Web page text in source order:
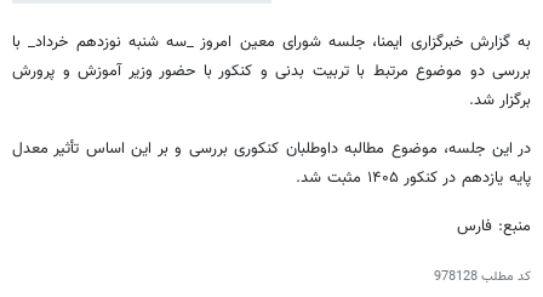
به گزارش خبرگزاری ایمنا، جلسه شورای معین امروز _سه شنبه نوزدهم خرداد_ با
بررسی دو موضوع مرتبط با تربیت بدنی و کنکور با حضور ‌وزیر آموزش و پرورش
برگزار شد.
در این جلسه، موضوع مطالبه داوطلبان کنکوری بررسی و بر این اساس تأثیر معدل
پایه یازدهم در کنکور ۱۴۰۵ مثبت شد.
منبع: فارس
کد مطلب978128